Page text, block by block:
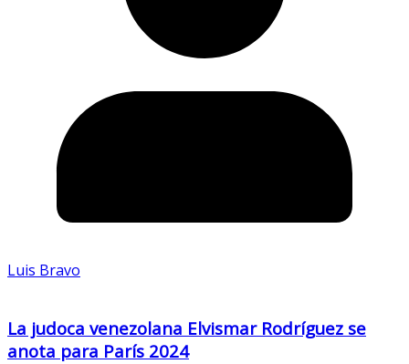
Luis Bravo
La judoca venezolana Elvismar Rodríguez se
anota para París 2024